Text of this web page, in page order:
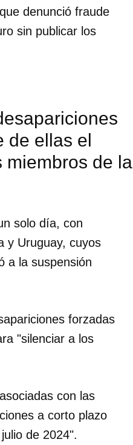
denunció fraude
sin publicar los
de ellas el
miembros de la
solo día, con
y Uruguay, cuyos
a la suspensión
forzadas
"silenciar a los
con las
a corto plazo
de 2024".